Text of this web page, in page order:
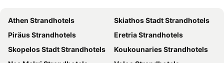
Athen Strandhotels
Skiathos Stadt Strandhotels
Piräus Strandhotels
Eretria Strandhotels
Skopelos Stadt Strandhotels
Koukounaries Strandhotels